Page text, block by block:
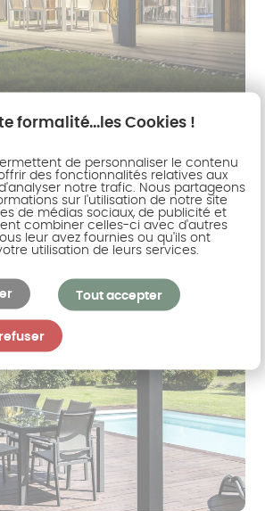
formalité...les Cookies !
de personnaliser le contenu
des fonctionnalités relatives aux
notre trafic. Nous partageons
sur l'utilisation de notre site
de médias sociaux, de publicité et
combiner celles-ci avec d'autres
leur avez fournies ou qu'ils ont
utilisation de leurs services.
Tout accepter